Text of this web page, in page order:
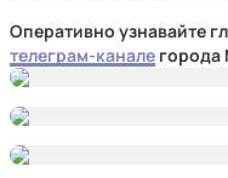
Оперативно узнавайте
телеграм-канале города